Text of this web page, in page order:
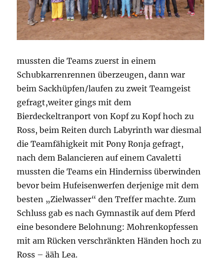
mussten die Teams zuerst in einem
Schubkarrenrennen überzeugen, dann war
beim Sackhüpfen/laufen zu zweit Teamgeist
gefragt,weiter gings mit dem
Bierdeckeltranport von Kopf zu Kopf hoch zu
Ross, beim Reiten durch Labyrinth war diesmal
die Teamfähigkeit mit Pony Ronja gefragt,
nach dem Balancieren auf einem Cavaletti
mussten die Teams ein Hinderniss überwinden
bevor beim Hufeisenwerfen derjenige mit dem
besten „Zielwasser“ den Treffer machte. Zum
Schluss gab es nach Gymnastik auf dem Pferd
eine besondere Belohnung: Mohrenkopfessen
mit am Rücken verschränkten Händen hoch zu
Ross – ääh Lea.